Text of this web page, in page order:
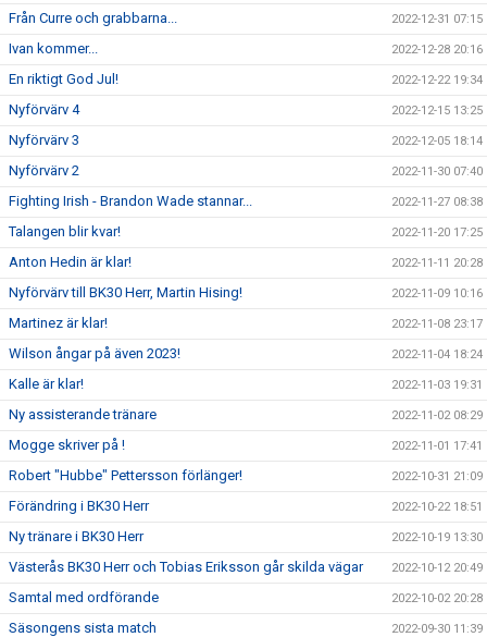
Från Curre och grabbarna... 2022-12-31 07:15
Ivan kommer... 2022-12-28 20:16
En riktigt God Jul! 2022-12-22 19:34
Nyförvärv 4 2022-12-15 13:25
Nyförvärv 3 2022-12-05 18:14
Nyförvärv 2 2022-11-30 07:40
Fighting Irish - Brandon Wade stannar... 2022-11-27 08:38
Talangen blir kvar! 2022-11-20 17:25
Anton Hedin är klar! 2022-11-11 20:28
Nyförvärv till BK30 Herr, Martin Hising! 2022-11-09 10:16
Martinez är klar! 2022-11-08 23:17
Wilson ångar på även 2023! 2022-11-04 18:24
Kalle är klar! 2022-11-03 19:31
Ny assisterande tränare 2022-11-02 08:29
Mogge skriver på ! 2022-11-01 17:41
Robert "Hubbe" Pettersson förlänger! 2022-10-31 21:09
Förändring i BK30 Herr 2022-10-22 18:51
Ny tränare i BK30 Herr 2022-10-19 13:30
Västerås BK30 Herr och Tobias Eriksson går skilda vägar 2022-10-12 20:49
Samtal med ordförande 2022-10-02 20:28
Säsongens sista match 2022-09-30 11:39